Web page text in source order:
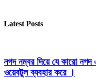
Latest Posts
নগদ নম্বর দিয়ে যে কারো
ওয়েবটুল ব্যবহার করে ।